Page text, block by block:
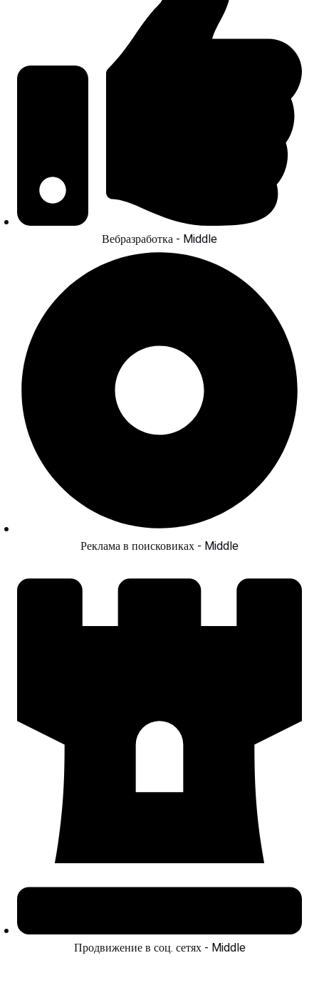
Вебразработка - Middle
Реклама в поисковиках - Middle
Продвижение в соц. сетях - Middle